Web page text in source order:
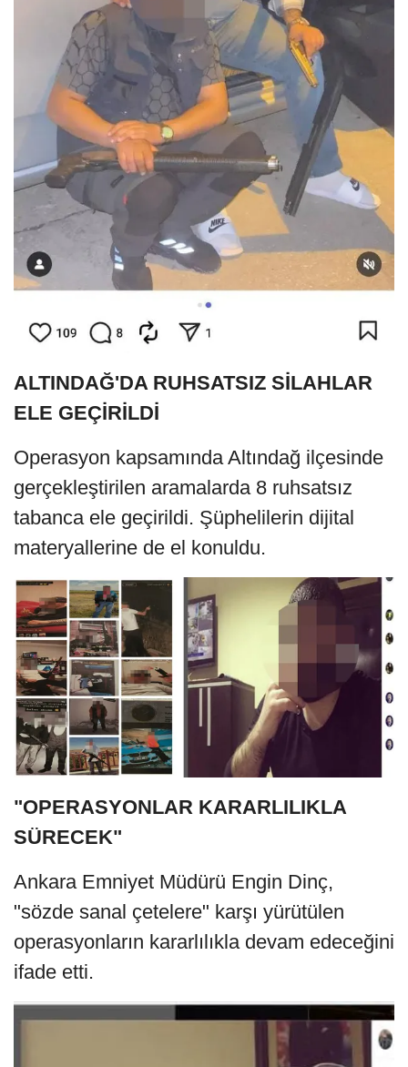
ALTINDAĞ'DA RUHSATSIZ SİLAHLAR
ELE GEÇİRİLDİ
Operasyon kapsamında Altındağ ilçesinde
gerçekleştirilen aramalarda 8 ruhsatsız
tabanca ele geçirildi. Şüphelilerin dijital
materyallerine de el konuldu.
"OPERASYONLAR KARARLILIKLA
SÜRECEK"
Ankara Emniyet Müdürü Engin Dinç,
"sözde sanal çetelere" karşı yürütülen
operasyonların kararlılıkla devam edeceğini
ifade etti.